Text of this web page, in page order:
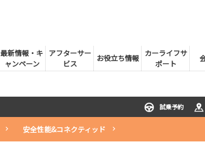
最新情報・キ
ャンペーン
アフターサー
ビス
お役立ち情報 カーライフサ
ポート
試乗予約
安全性能&コネクティッド